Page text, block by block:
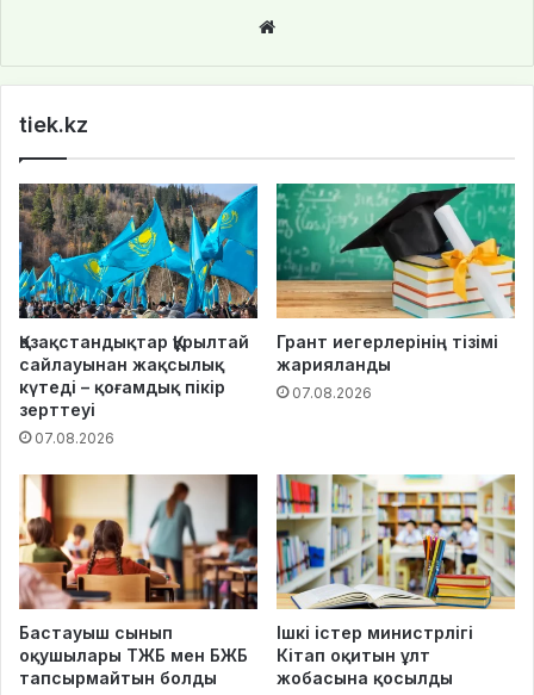
tiek.kz
Қазақстандықтар Құрылтай
сайлауынан жақсылық
күтеді – қоғамдық пікір
зерттеуі
07.08.2026
Грант иегерлерінің тізімі
жарияланды
07.08.2026
Бастауыш сынып
оқушылары ТЖБ мен БЖБ
тапсырмайтын болды
Ішкі істер министрлігі
Кітап оқитын ұлт
жобасына қосылды